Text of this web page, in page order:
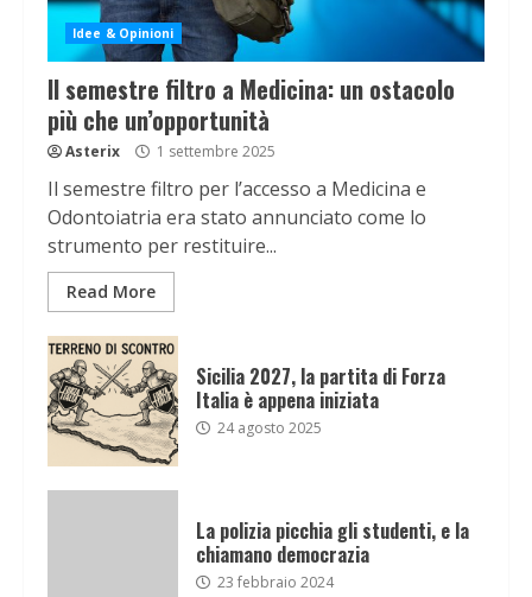
Idee & Opinioni
Il semestre filtro a Medicina: un ostacolo
più che un’opportunità
Asterix 1 settembre 2025
Il semestre filtro per l’accesso a Medicina e
Odontoiatria era stato annunciato come lo
strumento per restituire...
Read More
Sicilia 2027, la partita di Forza
Italia è appena iniziata
24 agosto 2025
La polizia picchia gli studenti, e la
chiamano democrazia
23 febbraio 2024